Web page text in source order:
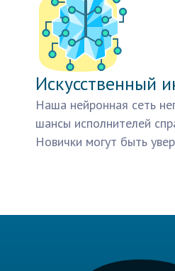
Искусственный
Наша нейронная сеть
шансы исполнителей
Новички могут быть